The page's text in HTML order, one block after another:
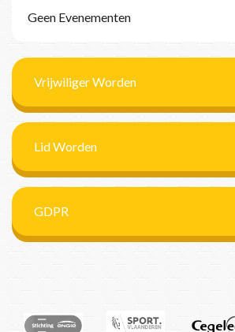
Geen Evenementen
Vrijwiliger Worden
Lid Worden
GDPR